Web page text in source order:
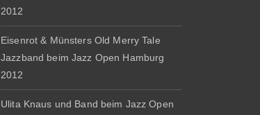
2012
Eisenrot & Münsters Old Merry Tale
Jazzband beim Jazz Open Hamburg
2012
Ulita Knaus und Band beim Jazz Open